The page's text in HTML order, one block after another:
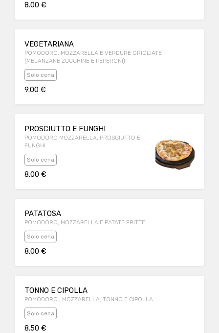
8.00 €
VEGETARIANA
POMODORO, MOZZARELLA E VERDURE GRIGLIATE
(MELANZANE ZUCCHINE E PEPERONI)
Solo cena
9.00 €
PROSCIUTTO E FUNGHI
POMODORO MOZZARELLA, PROSCIUTTO E
FUNGHI
Solo cena
8.00 €
PATATOSA
POMODORO, MOZZARELLA E PATATE FRITTE
Solo cena
8.00 €
TONNO E CIPOLLA
POMODORO , MOZZARELLA, TONNO E CIPOLLA
Solo cena
8.50 €